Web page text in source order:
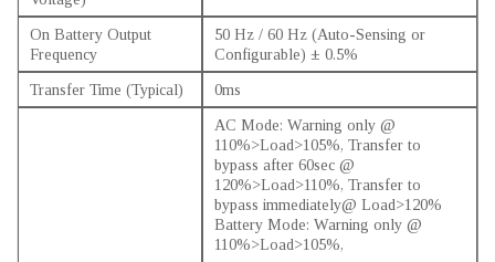
On Battery Output
Frequency
50 Hz / 60 Hz (Auto-Sensing or
Configurable) ± 0.5%
Transfer Time (Typical)
0ms
AC Mode: Warning only @
110%>Load>105%, Transfer to
bypass after 60sec @
120%>Load>110%, Transfer to
bypass immediately@ Load>120%
Battery Mode: Warning only @
110%>Load>105%,